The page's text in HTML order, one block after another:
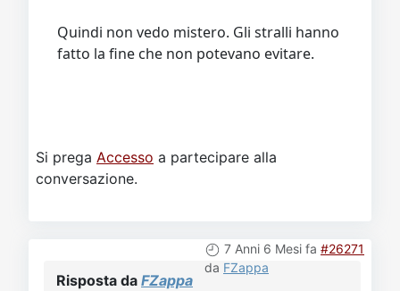
Quindi non vedo mistero. Gli stralli hanno
fatto la fine che non potevano evitare.
Si prega Accesso a partecipare alla
conversazione.
7 Anni 6 Mesi fa #26271
da FZappa
Risposta da FZappa